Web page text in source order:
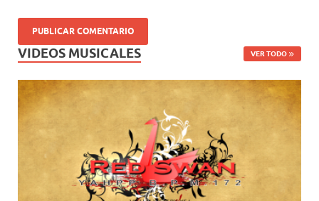
VIDEOS MUSICALES VER TODO